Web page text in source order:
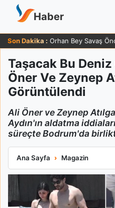
Haber
Son Dakika : Orhan Bey Savaş
Taşacak Bu
Öner Ve Zeynep
Görüntülendi
Ali Öner ve Zeynep
Aydın'ın aldatma
süreçte Bodrum'da
Ana Sayfa Magazin
Taşacak Bu Deniz